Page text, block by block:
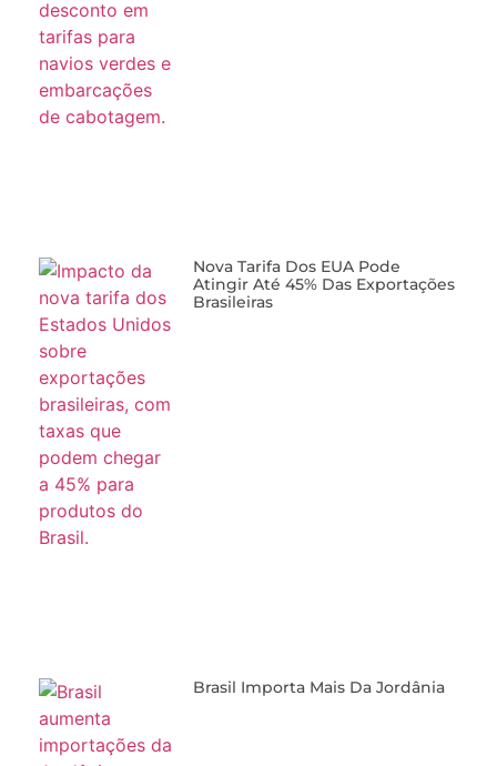
Nova Tarifa Dos EUA Pode
Atingir Até 45% Das Exportações
Brasileiras
Brasil Importa Mais Da Jordânia